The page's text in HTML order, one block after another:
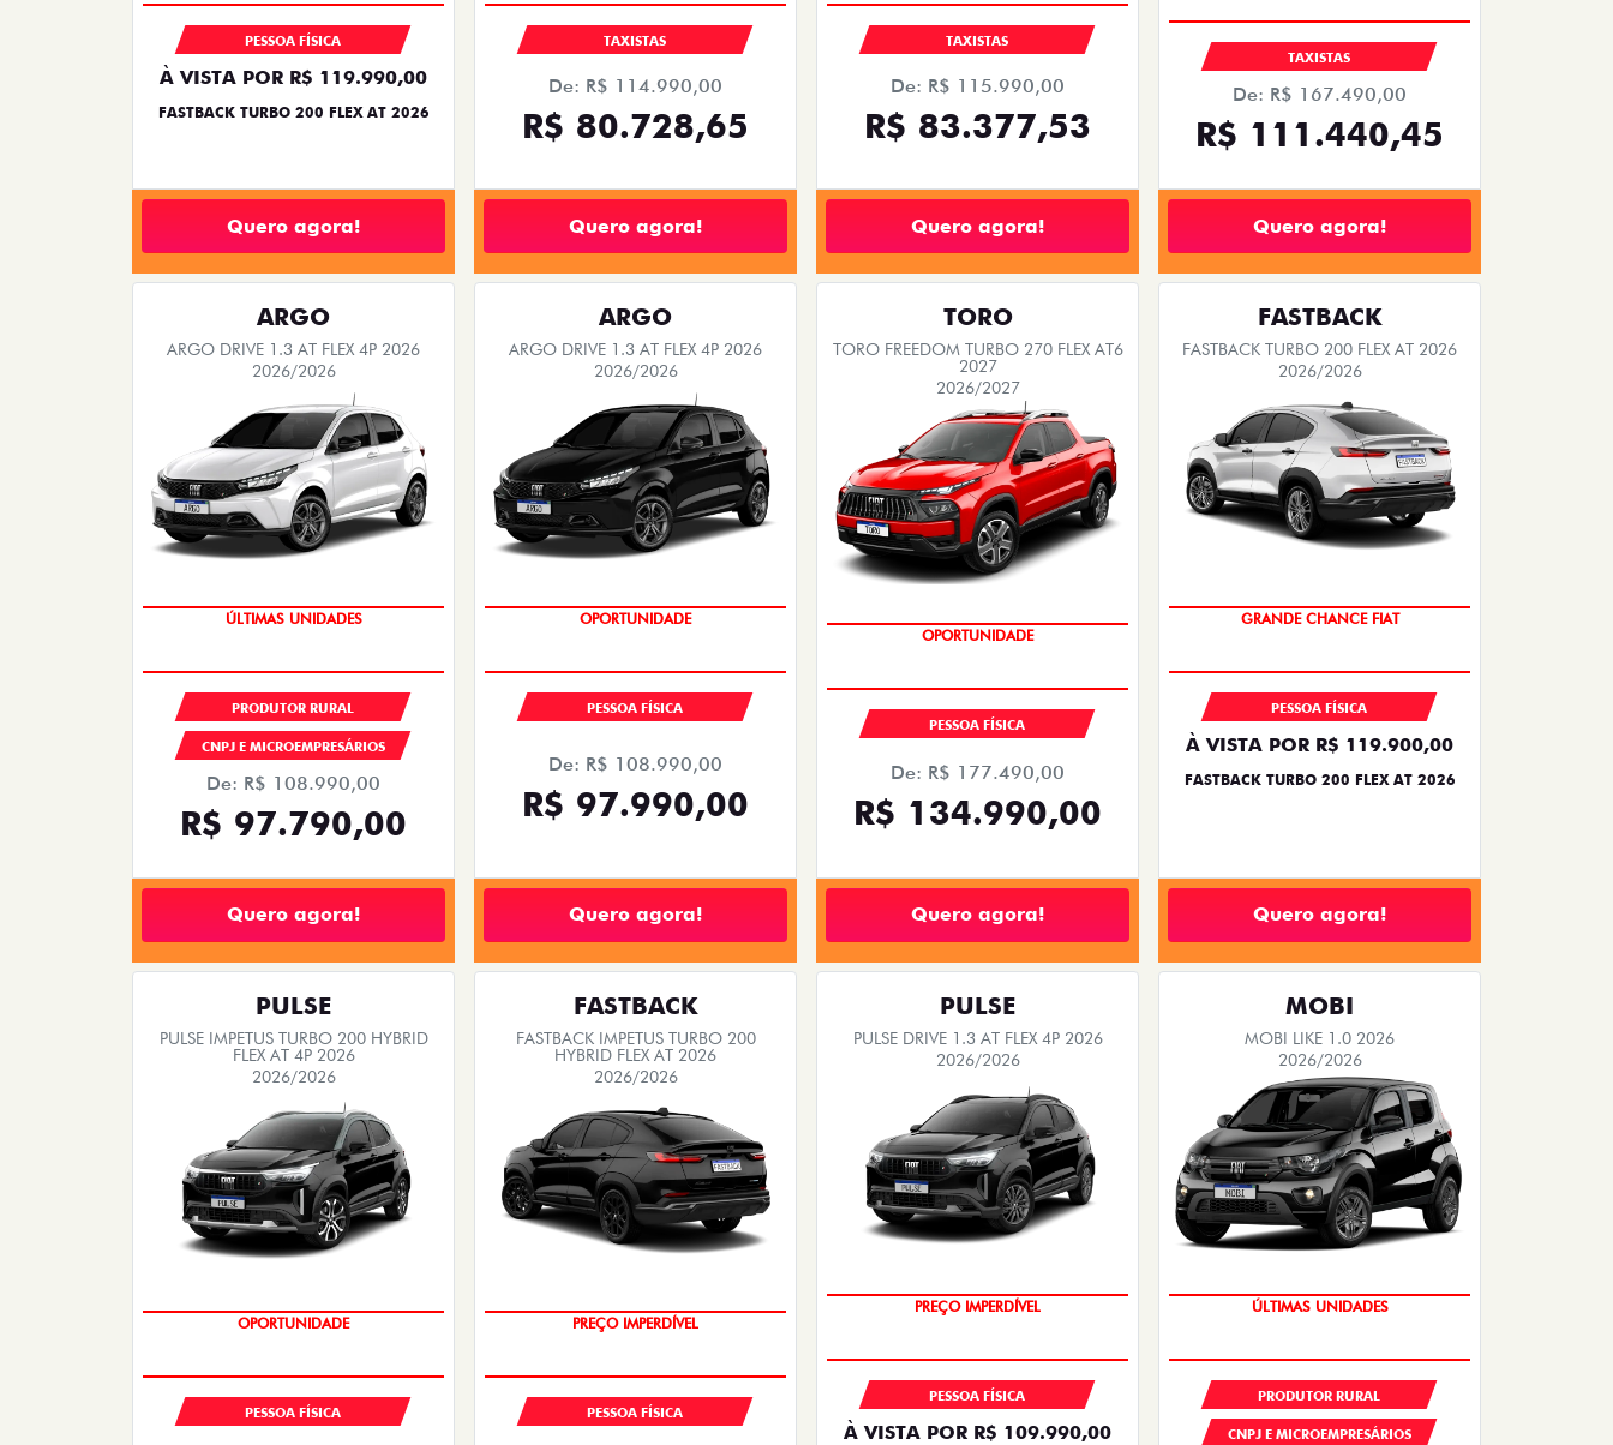
PESSOA FÍSICA
À VISTA POR R$ 119.990,00
FASTBACK TURBO 200 FLEX AT 2026
Quero agora!
TAXISTAS
De: R$ 114.990,00
R$ 80.728,65
Quero agora!
TAXISTAS
De: R$ 115.990,00
R$ 83.377,53
Quero agora!
TAXISTAS
De: R$ 167.490,00
R$ 111.440,45
Quero agora!
ARGO
ARGO DRIVE 1.3 AT FLEX 4P 2026
2026/2026
ÚLTIMAS UNIDADES
PRODUTOR RURAL
CNPJ E MICROEMPRESÁRIOS
De: R$ 108.990,00
R$ 97.790,00
Quero agora!
ARGO
ARGO DRIVE 1.3 AT FLEX 4P 2026
2026/2026
OPORTUNIDADE
PESSOA FÍSICA
De: R$ 108.990,00
R$ 97.990,00
Quero agora!
TORO
TORO FREEDOM TURBO 270 FLEX AT6
2027
2026/2027
OPORTUNIDADE
PESSOA FÍSICA
De: R$ 177.490,00
R$ 134.990,00
Quero agora!
FASTBACK
FASTBACK TURBO 200 FLEX AT 2026
2026/2026
GRANDE CHANCE FIAT
PESSOA FÍSICA
À VISTA POR R$ 119.900,00
FASTBACK TURBO 200 FLEX AT 2026
Quero agora!
PULSE
PULSE IMPETUS TURBO 200 HYBRID
FLEX AT 4P 2026
2026/2026
OPORTUNIDADE
PESSOA FÍSICA
FASTBACK
FASTBACK IMPETUS TURBO 200
HYBRID FLEX AT 2026
2026/2026
PREÇO IMPERDÍVEL
PESSOA FÍSICA
PULSE
PULSE DRIVE 1.3 AT FLEX 4P 2026
2026/2026
PREÇO IMPERDÍVEL
PESSOA FÍSICA
À VISTA POR R$ 109.990,00
MOBI
MOBI LIKE 1.0 2026
2026/2026
ÚLTIMAS UNIDADES
PRODUTOR RURAL
CNPJ E MICROEMPRESÁRIOS